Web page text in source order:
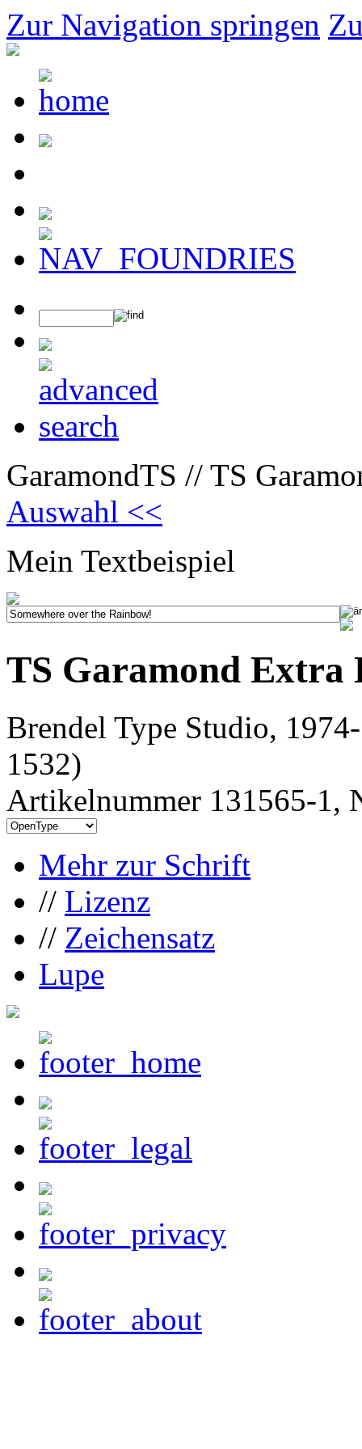
Zur Navigation springen
GaramondTS // TS
Auswahl <<
Mein Textbeispiel
TS Garamond Extra
Brendel Type Studio,
1532)
Artikelnummer 131565-1,
Mehr zur Schrift
// Lizenz
// Zeichensatz
Lupe